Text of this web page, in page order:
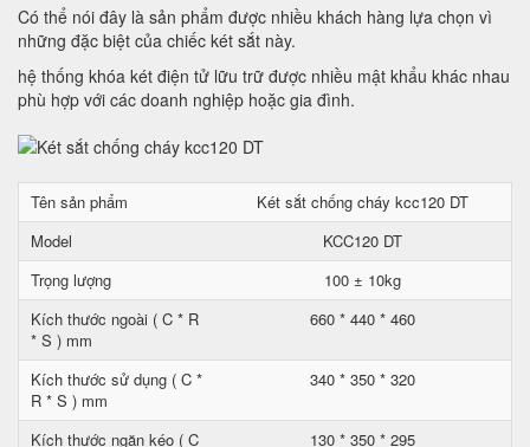
Có thể nói đây là sản phẩm được nhiều khách hàng lựa chọn vì
những đặc biệt của chiếc két sắt này.
hệ thống khóa két điện tử lữu trữ được nhiều mật khẩu khác nhau
phù hợp với các doanh nghiệp hoặc gia đình.
Tên sản phẩm
Két sắt chống cháy kcc120 DT
Model
KCC120 DT
Trọng lượng
100 ± 10kg
Kích thước ngoài ( C * R
* S ) mm
660 * 440 * 460
Kích thước sử dụng ( C *
R * S ) mm
340 * 350 * 320
Kích thước ngăn kéo ( C
130 * 350 * 295